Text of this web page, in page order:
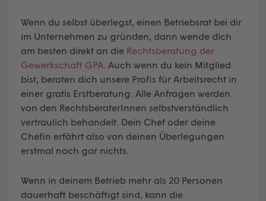
Wenn du selbst überlegst, einen Betriebsrat bei dir
im Unternehmen zu gründen, dann wende dich
am besten direkt an die Rechtsberatung der
Gewerkschaft GPA . Auch wenn du kein Mitglied
bist, beraten dich unsere Profis für Arbeitsrecht in
einer gratis Erstberatung. Alle Anfragen werden
von den RechtsberaterInnen selbstverständlich
vertraulich behandelt. Dein Chef oder deine
Chefin erfährt also von deinen Überlegungen
erstmal noch gar nichts.
Wenn in deinem Betrieb mehr als 20 Personen
dauerhaft beschäftigt sind, kann die